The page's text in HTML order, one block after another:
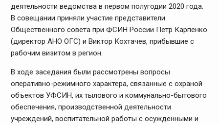
деятельности ведомства в первом полугодии 2020 года.
В совещании приняли участие представители
Общественного совета при ФСИН России Петр Карпенко
(директор АНО ОГС) и Виктор Кохтачев, прибывшие с
рабочим визитом в регион.
В ходе заседания были рассмотрены вопросы
оперативно-режимного характера, связанные с охраной
объектов УФСИН, их тылового и коммунально-бытового
обеспечения, производственной деятельности
учреждений, воспитательной работы с осужденными и